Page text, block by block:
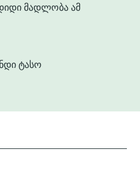
მადლობა ამ
ტასო